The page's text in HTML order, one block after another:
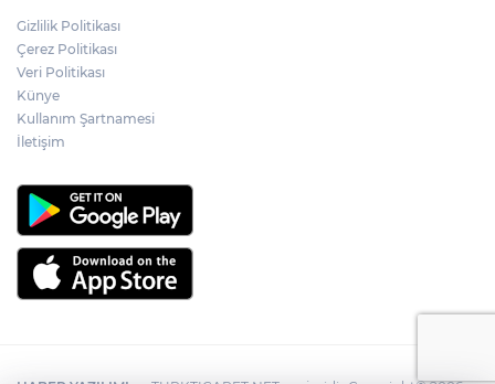
Gizlilik Politikası
Çerez Politikası
Veri Politikası
Künye
Kullanım Şartnamesi
İletişim